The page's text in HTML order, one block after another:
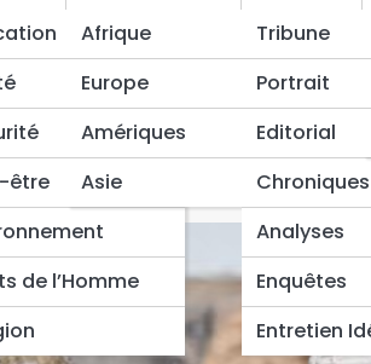
être
de l’Homme
Afrique
Europe
Amériques
Asie
Tribune
Portrait
Editorial
Chroniques
Analyses
Enquêtes
Entretien
Sciences & découvertes Bien-être
fait 44 morts dans le sud-ouest
fait 44